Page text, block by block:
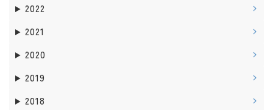
2022
2021
2020
2019
2018